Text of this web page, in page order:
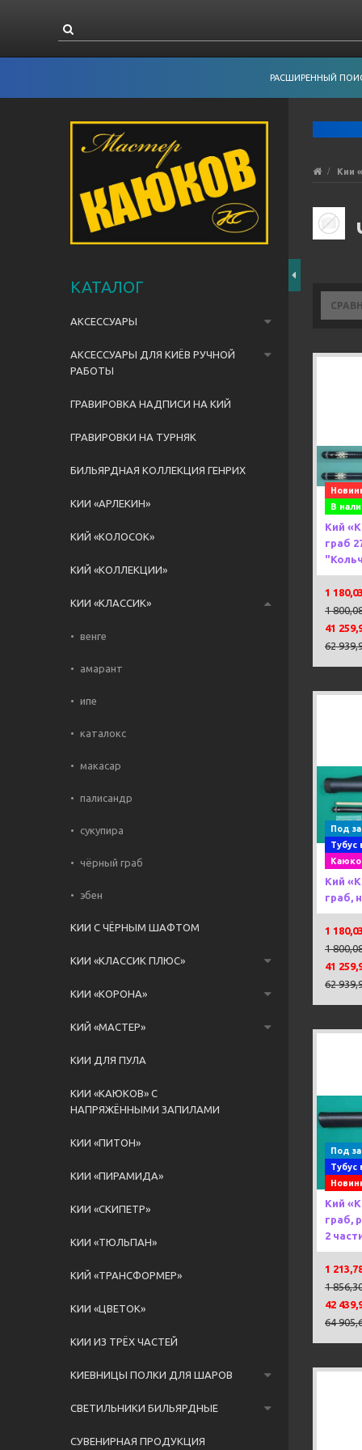
РАСШИРЕННЫЙ
КАТАЛОГ
АКСЕССУАРЫ
АКСЕССУАРЫ ДЛЯ КИЁВ РУЧНОЙ
РАБОТЫ
ГРАВИРОВКА НАДПИСИ НА КИЙ
ГРАВИРОВКИ НА ТУРНЯК
БИЛЬЯРДНАЯ КОЛЛЕКЦИЯ ГЕНРИХ
КИИ «АРЛЕКИН»
КИЙ «КОЛОСОК»
КИЙ «КОЛЛЕКЦИИ»
КИИ «КЛАССИК»
венге
амарант
ипе
каталокс
макасар
палисандр
сукупира
чёрный граб
эбен
КИИ С ЧЁРНЫМ ШАФТОМ
КИИ «КЛАССИК ПЛЮС»
КИИ «КОРОНА»
КИЙ «МАСТЕР»
КИИ ДЛЯ ПУЛА
КИИ «КАЮКОВ» С
НАПРЯЖЁННЫМИ ЗАПИЛАМИ
КИИ «ПИТОН»
КИИ «ПИРАМИДА»
КИИ «СКИПЕТР»
КИИ «ТЮЛЬПАН»
КИЙ «ТРАНСФОРМЕР»
КИИ «ЦВЕТОК»
КИИ ИЗ ТРЁХ ЧАСТЕЙ
КИЕВНИЦЫ ПОЛКИ ДЛЯ ШАРОВ
СВЕТИЛЬНИКИ БИЛЬЯРДНЫЕ
СУВЕНИРНАЯ ПРОДУКЦИЯ
Кии
В
Кий
граб
1
1
41
62
Под
Тубус
Кий
граб,
1
1
41
62
Под
Тубус
Кий
граб,
2
1
1
42
64